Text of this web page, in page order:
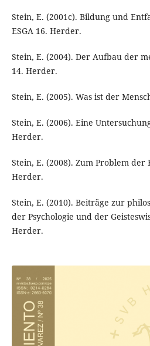
Stein, E. (2001c). Bildung und
ESGA 16. Herder.
Stein, E. (2004). Der Aufbau der
14. Herder.
Stein, E. (2005). Was ist der
Stein, E. (2006). Eine
Herder.
Stein, E. (2008). Zum Problem der
Herder.
Stein, E. (2010). Beiträge zur
der Psychologie und der
Herder.